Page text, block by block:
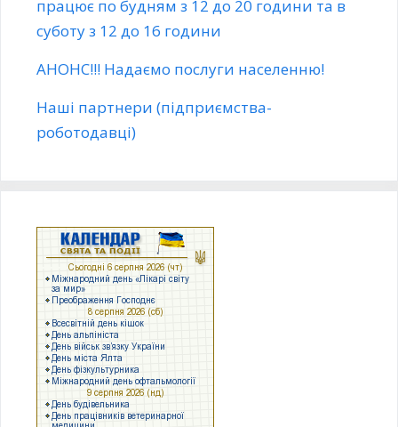
працює по будням з 12 до 20 години та в
суботу з 12 до 16 години
АНОНС!!! Надаємо послуги населенню!
Наші партнери (підприємства-
роботодавці)